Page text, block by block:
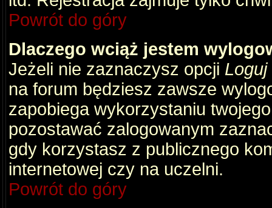
Powrót do góry
Dlaczego wciąż jestem
Jeżeli nie zaznaczysz opcji
na forum będziesz zawsze
zapobiega wykorzystaniu
pozostawać zalogowanym
gdy korzystasz z publicznego
internetowej czy na uczelni.
Powrót do góry